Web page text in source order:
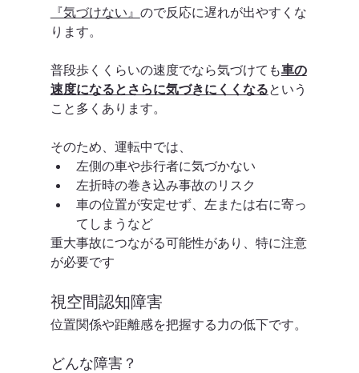
『気づけない』 ので反応に遅れが出やすくな
ります。
普段歩くくらいの速度でなら気づけても車の
速度になるとさらに気づきにくくなるという
こと多くあります。
そのため、運転中では、
左側の車や歩行者に気づかない
左折時の巻き込み事故のリスク
車の位置が安定せず、左または右に寄っ
てしまうなど
重大事故につながる可能性があり、特に注意
が必要です
視空間認知障害
位置関係や距離感を把握する力の低下です。
どんな障害？